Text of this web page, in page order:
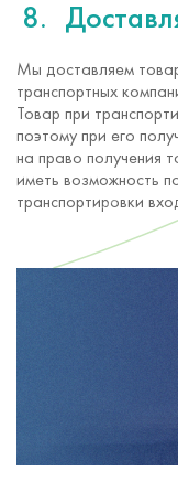
Мы доставляем
транспортных
Товар при
поэтому при его
на право получения
иметь возможность
транспортировки